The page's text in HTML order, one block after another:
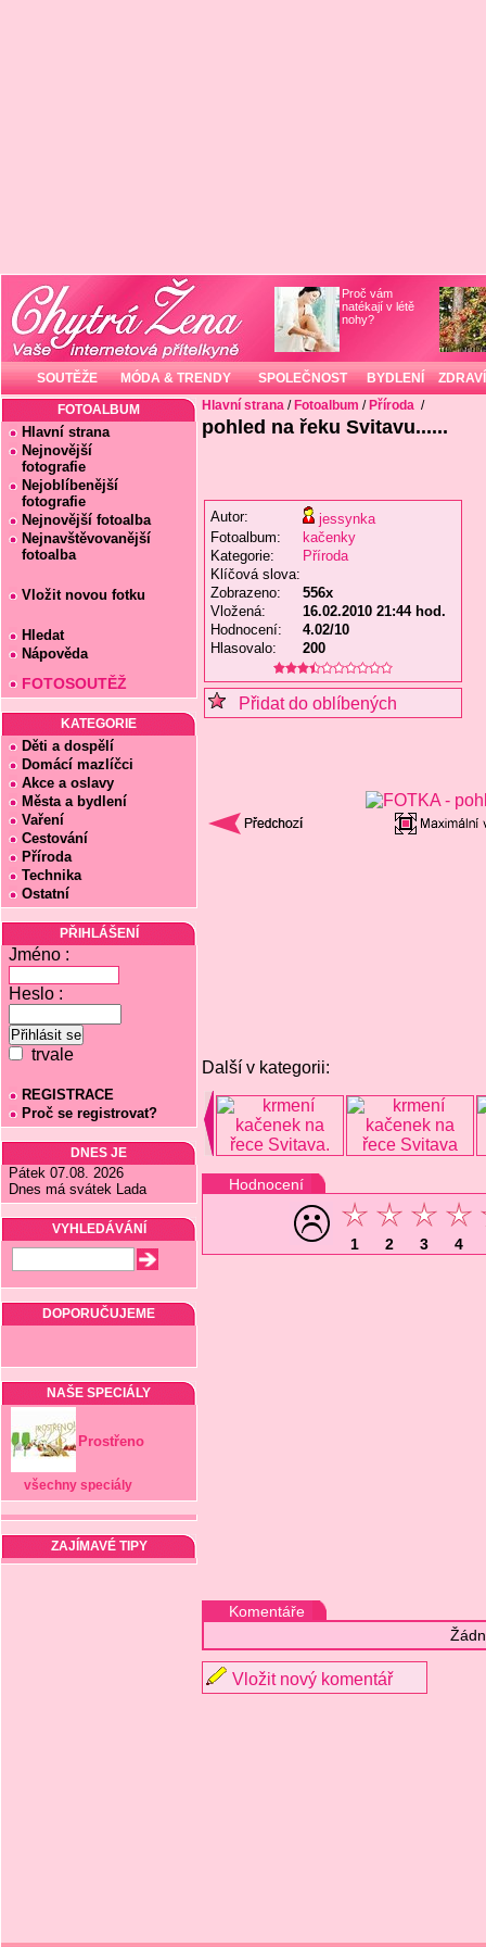
Proč vám
natékají v létě
nohy?
SOUTĚŽE MÓDA & TRENDY SPOLEČNOST BYDLENÍ ZDRAVÍ
FOTOALBUM
Hlavní strana
Nejnovější
fotografie
Nejoblíbenější
fotografie
Nejnovější fotoalba
Nejnavštěvovanější
fotoalba
Vložit novou fotku
Hledat
Nápověda
FOTOSOUTĚŽ
KATEGORIE
Děti a dospělí
Domácí mazlíčci
Akce a oslavy
Města a bydlení
Vaření
Cestování
Příroda
Technika
Ostatní
PŘIHLÁŠENÍ
Jméno :
Heslo :
trvale
REGISTRACE
Proč se registrovat?
DNES JE
Pátek 07.08. 2026
Dnes má svátek Lada
VYHLEDÁVÁNÍ
DOPORUČUJEME
NAŠE SPECIÁLY
Prostřeno
všechny speciály
ZAJÍMAVÉ TIPY
Hlavní strana / Fotoalbum / Příroda /
pohled na řeku Svitavu......
Autor:
jessynka
Fotoalbum:
kačenky
Kategorie:
Příroda
Klíčová slova:
Zobrazeno:
556x
Vložená:
16.02.2010 21:44 hod.
Hodnocení:
4.02/10
Hlasovalo:
200
Přidat do oblíbených
Další v kategorii:
Hodnocení
1 2 3 4
Komentáře
Vložit nový komentář